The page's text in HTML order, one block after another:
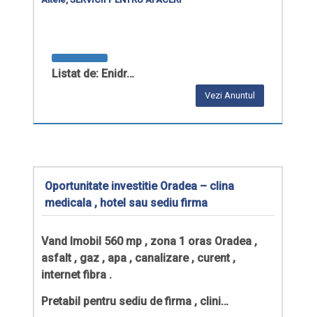
Listat de: Enidr…
Vezi Anuntul
Oportunitate investitie Oradea – clina
medicala , hotel sau sediu firma
Vand Imobil 560 mp , zona 1 oras Oradea ,
asfalt , gaz , apa , canalizare , curent ,
internet fibra .
Pretabil pentru sediu de firma , clini…